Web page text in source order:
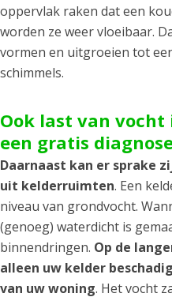
oppervlak raken dat een
worden ze weer vloeibaar.
vormen en uitgroeien tot
schimmels.
Ook last van vocht
een gratis
Daarnaast kan er sprake
uit kelderruimten. Een
niveau van grondvocht.
(genoeg) waterdicht is
binnendringen. Op de
alleen uw kelder
van uw woning. Het vocht